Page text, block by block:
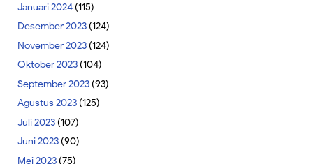
Januari 2024(115)
Desember 2023(124)
November 2023(124)
Oktober 2023(104)
September 2023(93)
Agustus 2023(125)
Juli 2023(107)
Juni 2023(90)
Mei 2023(75)